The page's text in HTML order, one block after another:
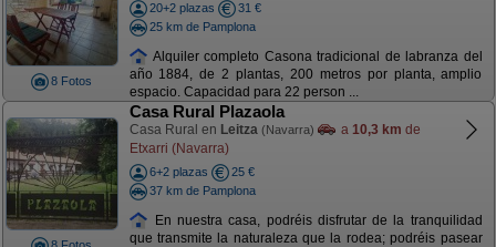
8 Fotos
20+2 plazas
31 €
25 km de Pamplona
Alquiler completo Casona tradicional de labranza del
año 1884, de 2 plantas, 200 metros por planta, amplio
espacio. Capacidad para 22 person ...
Casa Rural Plazaola
Casa Rural en Leitza (Navarra) a 10,3 km de
Etxarri (Navarra)
6+2 plazas
25 €
37 km de Pamplona
En nuestra casa, podréis disfrutar de la tranquilidad
que transmite la naturaleza que la rodea; podréis pasear